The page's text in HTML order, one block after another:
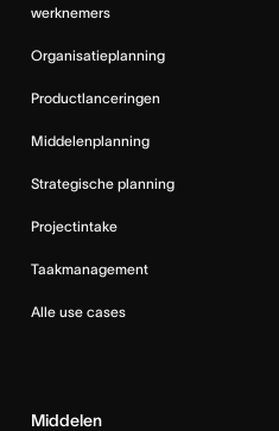
werknemers
Organisatieplanning
Productlanceringen
Middelenplanning
Strategische planning
Projectintake
Taakmanagement
Alle use cases
Middelen